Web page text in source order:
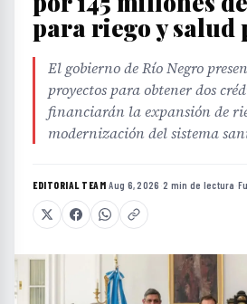
para riego y salud
El gobierno de Río Negro
proyectos para obtener dos
financiarán la expansión de
modernización del sistema
EDITORIAL TEAM·Aug 6, 2026 ·2 min de lectura ·